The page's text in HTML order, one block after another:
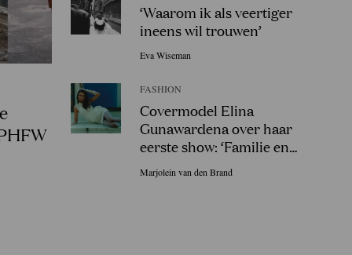
‘Waarom ik als veertiger
ineens wil trouwen’
Eva Wiseman
FASHION
Covermodel Elina
Gunawardena over haar
eerste show: ‘Familie en
vrienden in Sri Lanka gingen
uit hun dak!’
Marjolein van den Brand